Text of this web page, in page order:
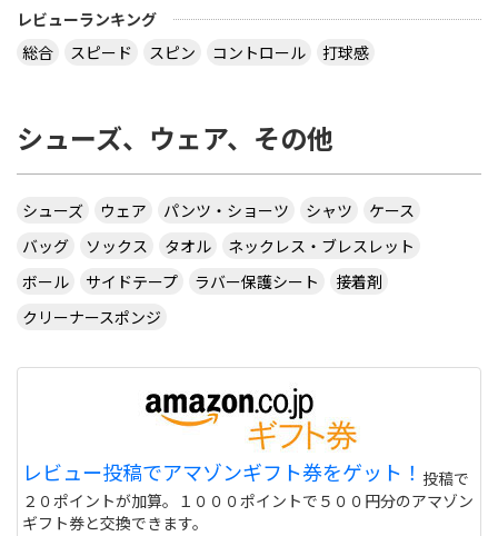
レビューランキング
総合
スピード スピン コントロール 打球感
シューズ、ウェア、その他
シューズ ウェア パンツ・ショーツ シャツ
ケース
バッグ
ソックス タオル
ネックレス・ブレスレット
ボール
サイドテープ ラバー保護シート
接着剤
クリーナースポンジ
レビュー投稿でアマゾンギフト券をゲット！ 投稿で
２０ポイントが加算。１０００ポイントで５００円分のアマゾン
ギフト券と交換できます。